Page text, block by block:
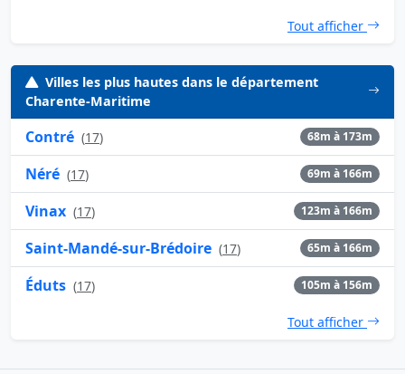
Tout afficher
Villes les plus hautes dans le département
Charente-Maritime
Contré (17) 68m à 173m
Néré (17) 69m à 166m
Vinax (17) 123m à 166m
Saint-Mandé-sur-Brédoire (17) 65m à 166m
Éduts (17) 105m à 156m
Tout afficher